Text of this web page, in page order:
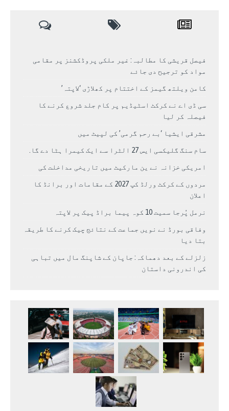
فیصل قریشی کا مطالبہ: غیر ملکی پروڈکشنز پر مقامی
مواد کو ترجیح دی جائے
کامن ویلتھ گیمز کے اختتام پر کھلاڑی ‘لاپتہ’
سی ڈی اے نے کرکٹ اسٹیڈیم پر کام جلد شروع کرنے کا
فیصلہ کر لیا
مشرقی ایشیا ‘بے رحم گرمی’ کی لپیٹ میں
سام سنگ گلیکسی ایس 27 الٹرا سے ایک کیمرا ہٹا دے گا.
امریکی خزانہ نے ین مارکیٹ میں تاریخی مداخلت کی
مردوں کے کرکٹ ورلڈ کپ 2027 کے مقامات اور برانڈ کا
اعلان
نرمل پُرجا سمیت 10 کوہ پیما براڈ پیک پر لاپتہ
وفاقی بورڈ نے نویں جماعت کے نتائج چیک کرنے کا طریقہ
بتا دیا
زلزلے کے بعد دھماکہ: جاپان کے شاپنگ مال میں تباہی
کی اندرونی داستان